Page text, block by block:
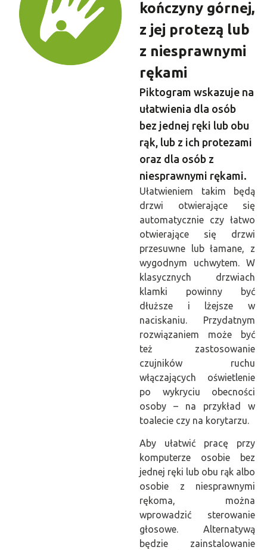
kończyny górnej,
z jej protezą lub
z niesprawnymi
rękami
Piktogram wskazuje na
ułatwienia dla osób
bez jednej ręki lub obu
rąk, lub z ich protezami
oraz dla osób z
niesprawnymi rękami.
Ułatwieniem takim będą
drzwi otwierające się
automatycznie czy łatwo
otwierające się drzwi
przesuwne lub łamane, z
wygodnym uchwytem. W
klasycznych drzwiach
klamki powinny być
dłuższe i lżejsze w
naciskaniu. Przydatnym
rozwiązaniem może być
też zastosowanie
czujników ruchu
włączających oświetlenie
po wykryciu obecności
osoby – na przykład w
toalecie czy na korytarzu.
Aby ułatwić pracę przy
komputerze osobie bez
jednej ręki lub obu rąk albo
osobie z niesprawnymi
rękoma, można
wprowadzić sterowanie
głosowe. Alternatywą
będzie zainstalowanie